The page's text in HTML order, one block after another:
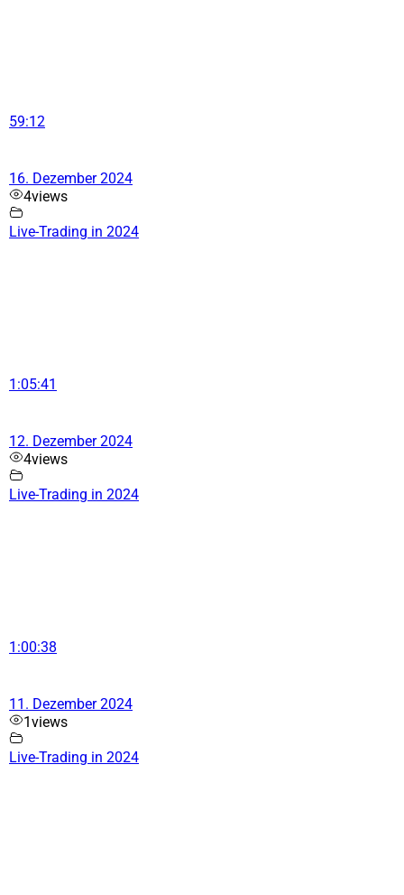
59:12
16. Dezember 2024
4views
Live-Trading in 2024
1:05:41
12. Dezember 2024
4views
Live-Trading in 2024
1:00:38
11. Dezember 2024
1views
Live-Trading in 2024